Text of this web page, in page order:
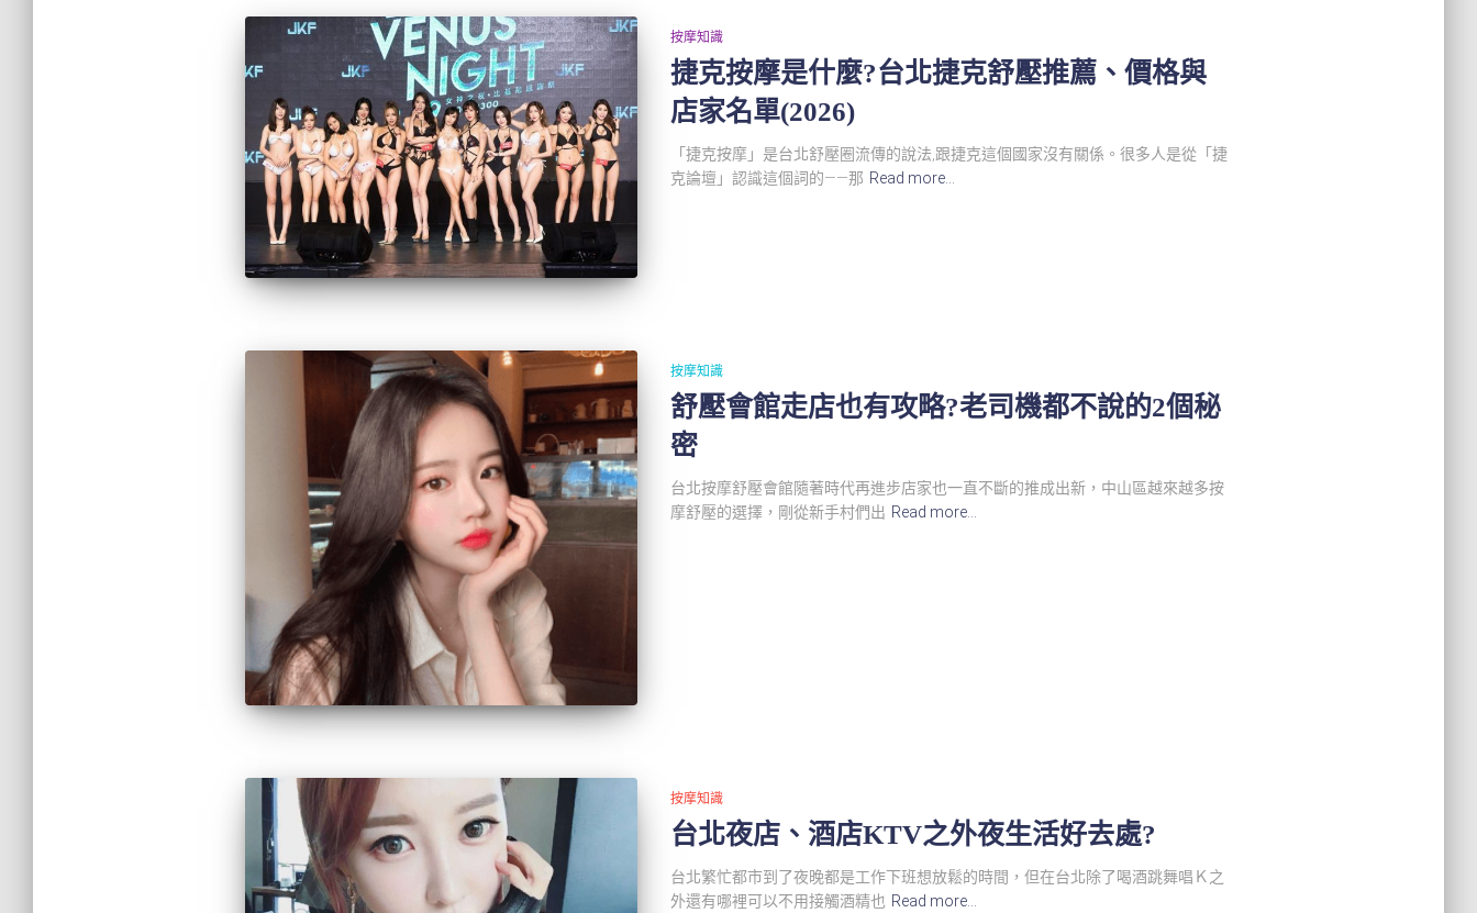
按摩知識
捷克按摩是什麼?台北捷克舒壓推薦、價格與
店家名單(2026)
「捷克按摩」是台北舒壓圈流傳的說法,跟捷克這個國家沒有關係。很多人是從「捷
克論壇」認識這個詞的——那 Read more…
按摩知識
舒壓會館走店也有攻略?老司機都不說的2個秘
密
台北按摩舒壓會館隨著時代再進步店家也一直不斷的推成出新，中山區越來越多按
摩舒壓的選擇，剛從新手村們出 Read more…
按摩知識
台北夜店、酒店KTV之外夜生活好去處?
台北繁忙都市到了夜晚都是工作下班想放鬆的時間，但在台北除了喝酒跳舞唱Ｋ之
外還有哪裡可以不用接觸酒精也 Read more…